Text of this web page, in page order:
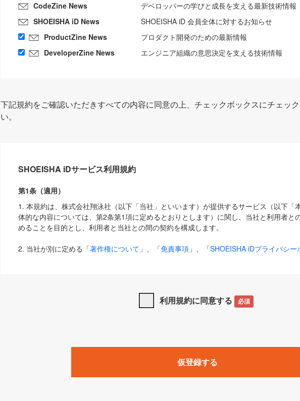
CodeZine News
デベロッパーの学びと成長を支える最新技術情報
SHOEISHA iD News
SHOEISHA iD 会員全体に対するお知らせ
ProductZine News
プロダクト開発のための最新情報
DeveloperZine News
エンジニア組織の意思決定を支える技術情報
下記規約をご確認いただきすべての内容に同意の上、チェックボックスにチェッ
い。
SHOEISHA iDサービス利用規約
第1条（適用）
1. 本規約は、株式会社翔泳社（以下「当社」といいます）が提供するサービス（以下「
体的な内容については、第2条第1項に定めるとおりとします）に関し、当社と利用者と
めることを目的とし、利用者と当社との間の契約を構成します。
2. 当社が別に定める「著作権について 」、「免責事項 」、「SHOEISHA iDプライバシー
は、本規約の規定が優先して適用されるものとします。
1. 「本サービス」とは、当社が提供する以下のサービス（名称や内容が変更された場合
みます）及びこれらサービスに関連して当社が実施するイベントやキャンペーンをいいま
「SEBook」「SEShop」「CodeZine」「MarkeZine」「EnterpriseZine」「ECzine」「
利用規約に同意する 必須
仮登録する